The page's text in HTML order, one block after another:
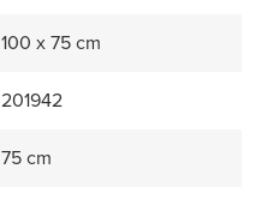
100 x 75 cm
201942
75 cm